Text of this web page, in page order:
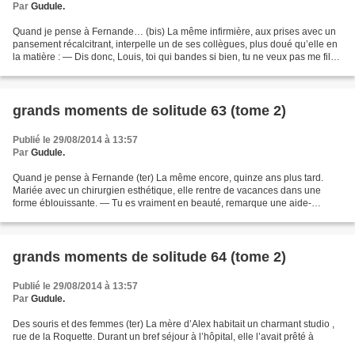
Par Gudule.
Quand je pense à Fernande… (bis) La même infirmière, aux prises avec un
pansement récalcitrant, interpelle un de ses collègues, plus doué qu’elle en
la matière : — Dis donc, Louis, toi qui bandes si bien, tu ne veux pas me filer
grands moments de solitude 63 (tome 2)
Publié le 29/08/2014 à 13:57
Par Gudule.
Quand je pense à Fernande (ter) La même encore, quinze ans plus tard.
Mariée avec un chirurgien esthétique, elle rentre de vacances dans une
forme éblouissante. — Tu es vraiment en beauté, remarque une aide-
grands moments de solitude 64 (tome 2)
Publié le 29/08/2014 à 13:57
Par Gudule.
Des souris et des femmes (ter) La mère d’Alex habitait un charmant studio ,
rue de la Roquette. Durant un bref séjour à l’hôpital, elle l’avait prêté à